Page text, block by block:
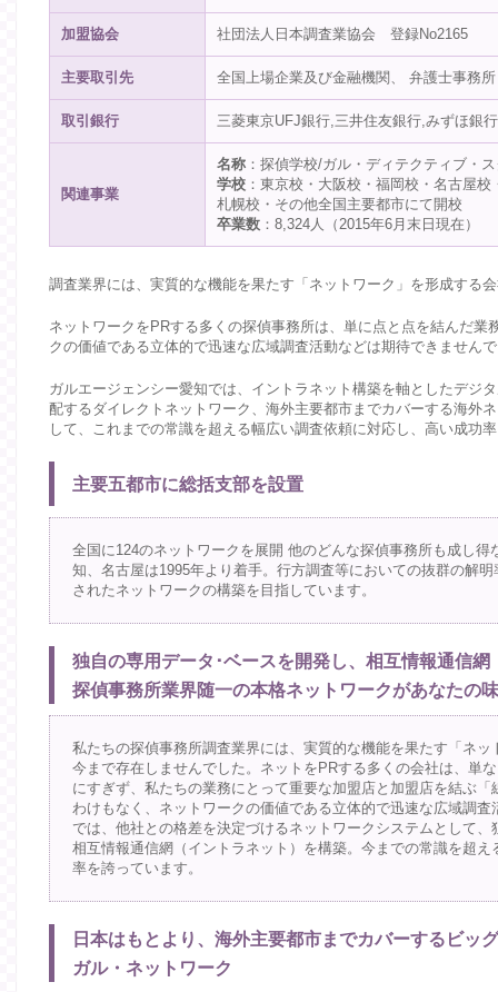
加盟協会 社団法人日本調査業協会 登録No2165
主要取引先 全国上場企業及び金融機関、 弁護士事務
取引銀行 三菱東京UFJ銀行,三井住友銀行,みずほ銀
関連事業
名称：探偵学校/ガル・ディテクティブ・
学校：東京校・大阪校・福岡校・名古屋校
札幌校・その他全国主要都市にて開校
卒業数：8,324人（2015年6月末日現在）
調査業界には、実質的な機能を果たす「ネットワーク」を形成する
ネットワークをPRする多くの探偵事務所は、単に点と点を結んだ業
クの価値である立体的で迅速な広域調査活動などは期待できません
ガルエージェンシー愛知では、イントラネット構築を軸としたデジ
配するダイレクトネットワーク、海外主要都市までカバーする海外
して、これまでの常識を超える幅広い調査依頼に対応し、高い成功
主要五都市に総括支部を設置
全国に124のネットワークを展開 他のどんな探偵事務所も成し
知、名古屋は1995年より着手。行方調査等においての抜群の解
されたネットワークの構築を目指しています。
独自の専用データ･ベースを開発し、相互情報通信
探偵事務所業界随一の本格ネットワークがあなたの
私たちの探偵事務所調査業界には、実質的な機能を果たす「ネ
今まで存在しませんでした。ネットをPRする多くの会社は、単
にすぎず、私たちの業務にとって重要な加盟店と加盟店を結ぶ
わけもなく、ネットワークの価値である立体的で迅速な広域調
では、他社との格差を決定づけるネットワークシステムとして
相互情報通信網（イントラネット）を構築。今までの常識を超
率を誇っています。
日本はもとより、海外主要都市までカバーするビッ
ガル・ネットワーク